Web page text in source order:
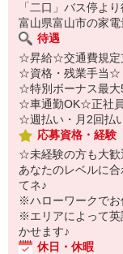
「二口」バス停よ
富山県富山市の家
待遇
☆昇給☆交通費規
☆資格・残業手当☆
☆特別ボーナス最
☆車通勤OK☆正社
☆週払い・月2回払
応募資格・経験
☆未経験の方も大
あなたのレベルに
てネ♪
※ハローワークでお
※エリアによって英
かせます♪
休日・休暇